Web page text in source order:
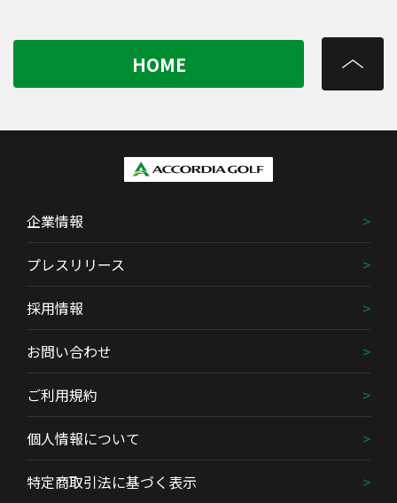
HOME
企業情報
プレスリリース
採用情報
お問い合わせ
ご利用規約
個人情報について
特定商取引法に基づく表示